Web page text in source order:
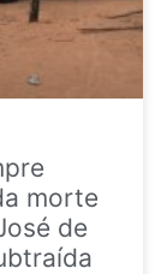
morte
de